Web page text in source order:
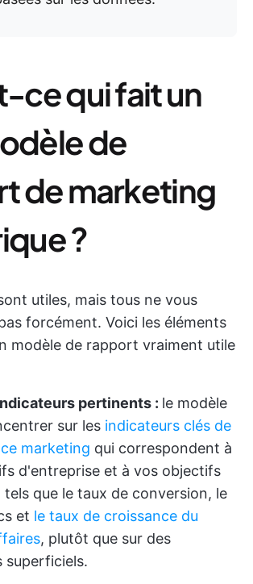
ce qui fait un
de
de marketing
?
utiles, mais tous ne vous
forcément. Voici les éléments
modèle de rapport vraiment utile
pertinents : le modèle
sur les indicateurs clés de
marketing qui correspondent à
d'entreprise et à vos objectifs
que le taux de conversion, le
et le taux de croissance du
, plutôt que sur des
superficiels.